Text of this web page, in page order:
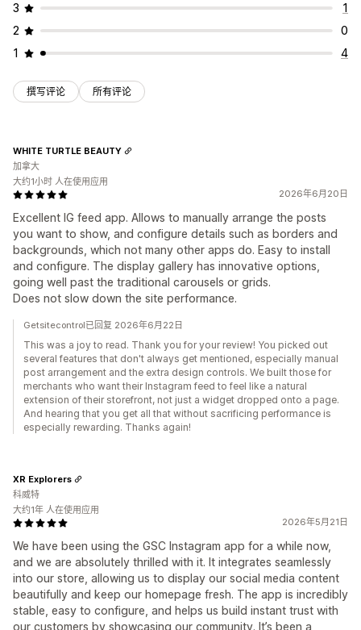
3
1
2
0
1
4
撰写评论 所有评论
2026年6月20日
Excellent IG feed app. Allows to manually arrange the posts
you want to show, and configure details such as borders and
backgrounds, which not many other apps do. Easy to install
and configure. The display gallery has innovative options,
going well past the traditional carousels or grids.
Does not slow down the site performance.
WHITE TURTLE BEAUTY
加拿大
大约1小时 人在使用应用
Getsitecontrol已回复 2026年6月22日
This was a joy to read. Thank you for your review! You picked out
several features that don't always get mentioned, especially manual
post arrangement and the extra design controls. We built those for
merchants who want their Instagram feed to feel like a natural
extension of their storefront, not just a widget dropped onto a page.
And hearing that you get all that without sacrificing performance is
especially rewarding. Thanks again!
2026年5月21日
We have been using the GSC Instagram app for a while now,
and we are absolutely thrilled with it. It integrates seamlessly
into our store, allowing us to display our social media content
beautifully and keep our homepage fresh. The app is incredibly
stable, easy to configure, and helps us build instant trust with
our customers by showcasing our community. It’s been a
XR Explorers
科威特
大约1年 人在使用应用